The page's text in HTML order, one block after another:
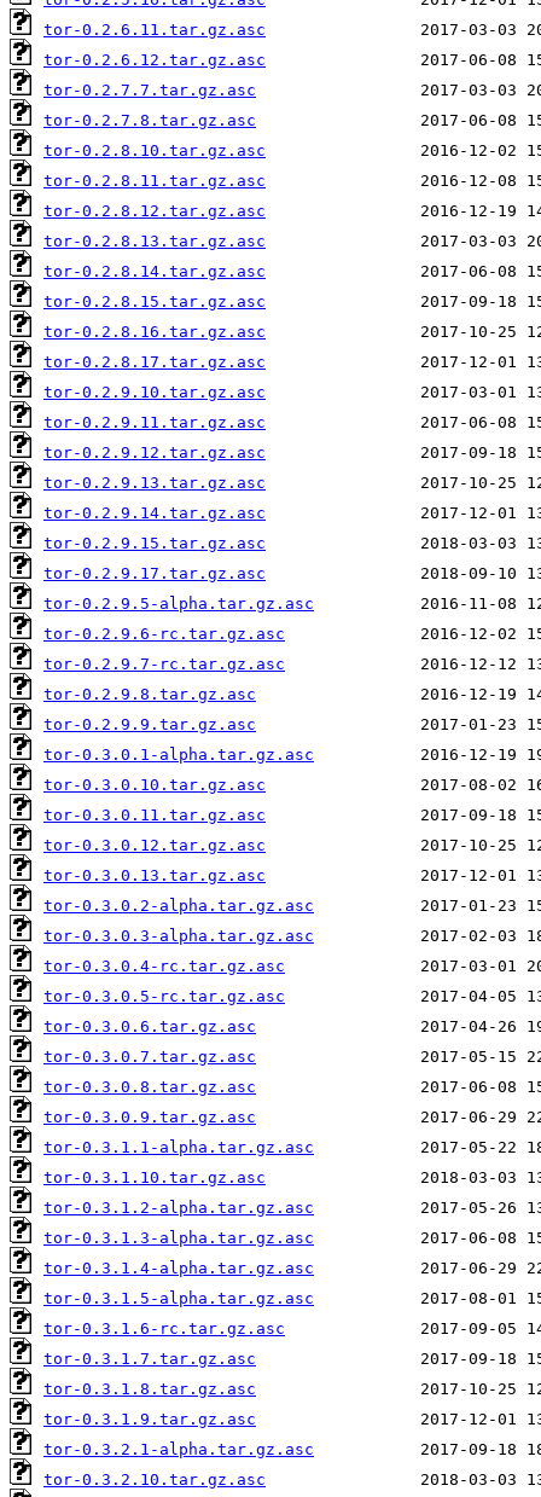
tor-0.2.6.11.tar.gz.asc
tor-0.2.6.12.tar.gz.asc
tor-0.2.7.7.tar.gz.asc
tor-0.2.7.8.tar.gz.asc
tor-0.2.8.10.tar.gz.asc
tor-0.2.8.11.tar.gz.asc
tor-0.2.8.12.tar.gz.asc
tor-0.2.8.13.tar.gz.asc
tor-0.2.8.14.tar.gz.asc
tor-0.2.8.15.tar.gz.asc
tor-0.2.8.16.tar.gz.asc
tor-0.2.8.17.tar.gz.asc
tor-0.2.9.10.tar.gz.asc
tor-0.2.9.11.tar.gz.asc
tor-0.2.9.12.tar.gz.asc
tor-0.2.9.13.tar.gz.asc
tor-0.2.9.14.tar.gz.asc
tor-0.2.9.15.tar.gz.asc
tor-0.2.9.17.tar.gz.asc
tor-0.2.9.5-alpha.tar.gz.asc
tor-0.2.9.6-rc.tar.gz.asc
tor-0.2.9.7-rc.tar.gz.asc
tor-0.2.9.8.tar.gz.asc
tor-0.2.9.9.tar.gz.asc
tor-0.3.0.1-alpha.tar.gz.asc
tor-0.3.0.10.tar.gz.asc
tor-0.3.0.11.tar.gz.asc
tor-0.3.0.12.tar.gz.asc
tor-0.3.0.13.tar.gz.asc
tor-0.3.0.2-alpha.tar.gz.asc
tor-0.3.0.3-alpha.tar.gz.asc
tor-0.3.0.4-rc.tar.gz.asc
tor-0.3.0.5-rc.tar.gz.asc
tor-0.3.0.6.tar.gz.asc
tor-0.3.0.7.tar.gz.asc
tor-0.3.0.8.tar.gz.asc
tor-0.3.0.9.tar.gz.asc
tor-0.3.1.1-alpha.tar.gz.asc
tor-0.3.1.10.tar.gz.asc
tor-0.3.1.2-alpha.tar.gz.asc
tor-0.3.1.3-alpha.tar.gz.asc
tor-0.3.1.4-alpha.tar.gz.asc
tor-0.3.1.5-alpha.tar.gz.asc
tor-0.3.1.6-rc.tar.gz.asc
tor-0.3.1.7.tar.gz.asc
tor-0.3.1.8.tar.gz.asc
tor-0.3.1.9.tar.gz.asc
tor-0.3.2.1-alpha.tar.gz.asc
tor-0.3.2.10.tar.gz.asc